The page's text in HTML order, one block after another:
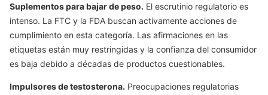
Suplementos para bajar de peso. El escrutinio regulatorio es
intenso. La FTC y la FDA buscan activamente acciones de
cumplimiento en esta categoría. Las afirmaciones en las
etiquetas están muy restringidas y la confianza del consumidor
es baja debido a décadas de productos cuestionables.
Impulsores de testosterona. Preocupaciones regulatorias